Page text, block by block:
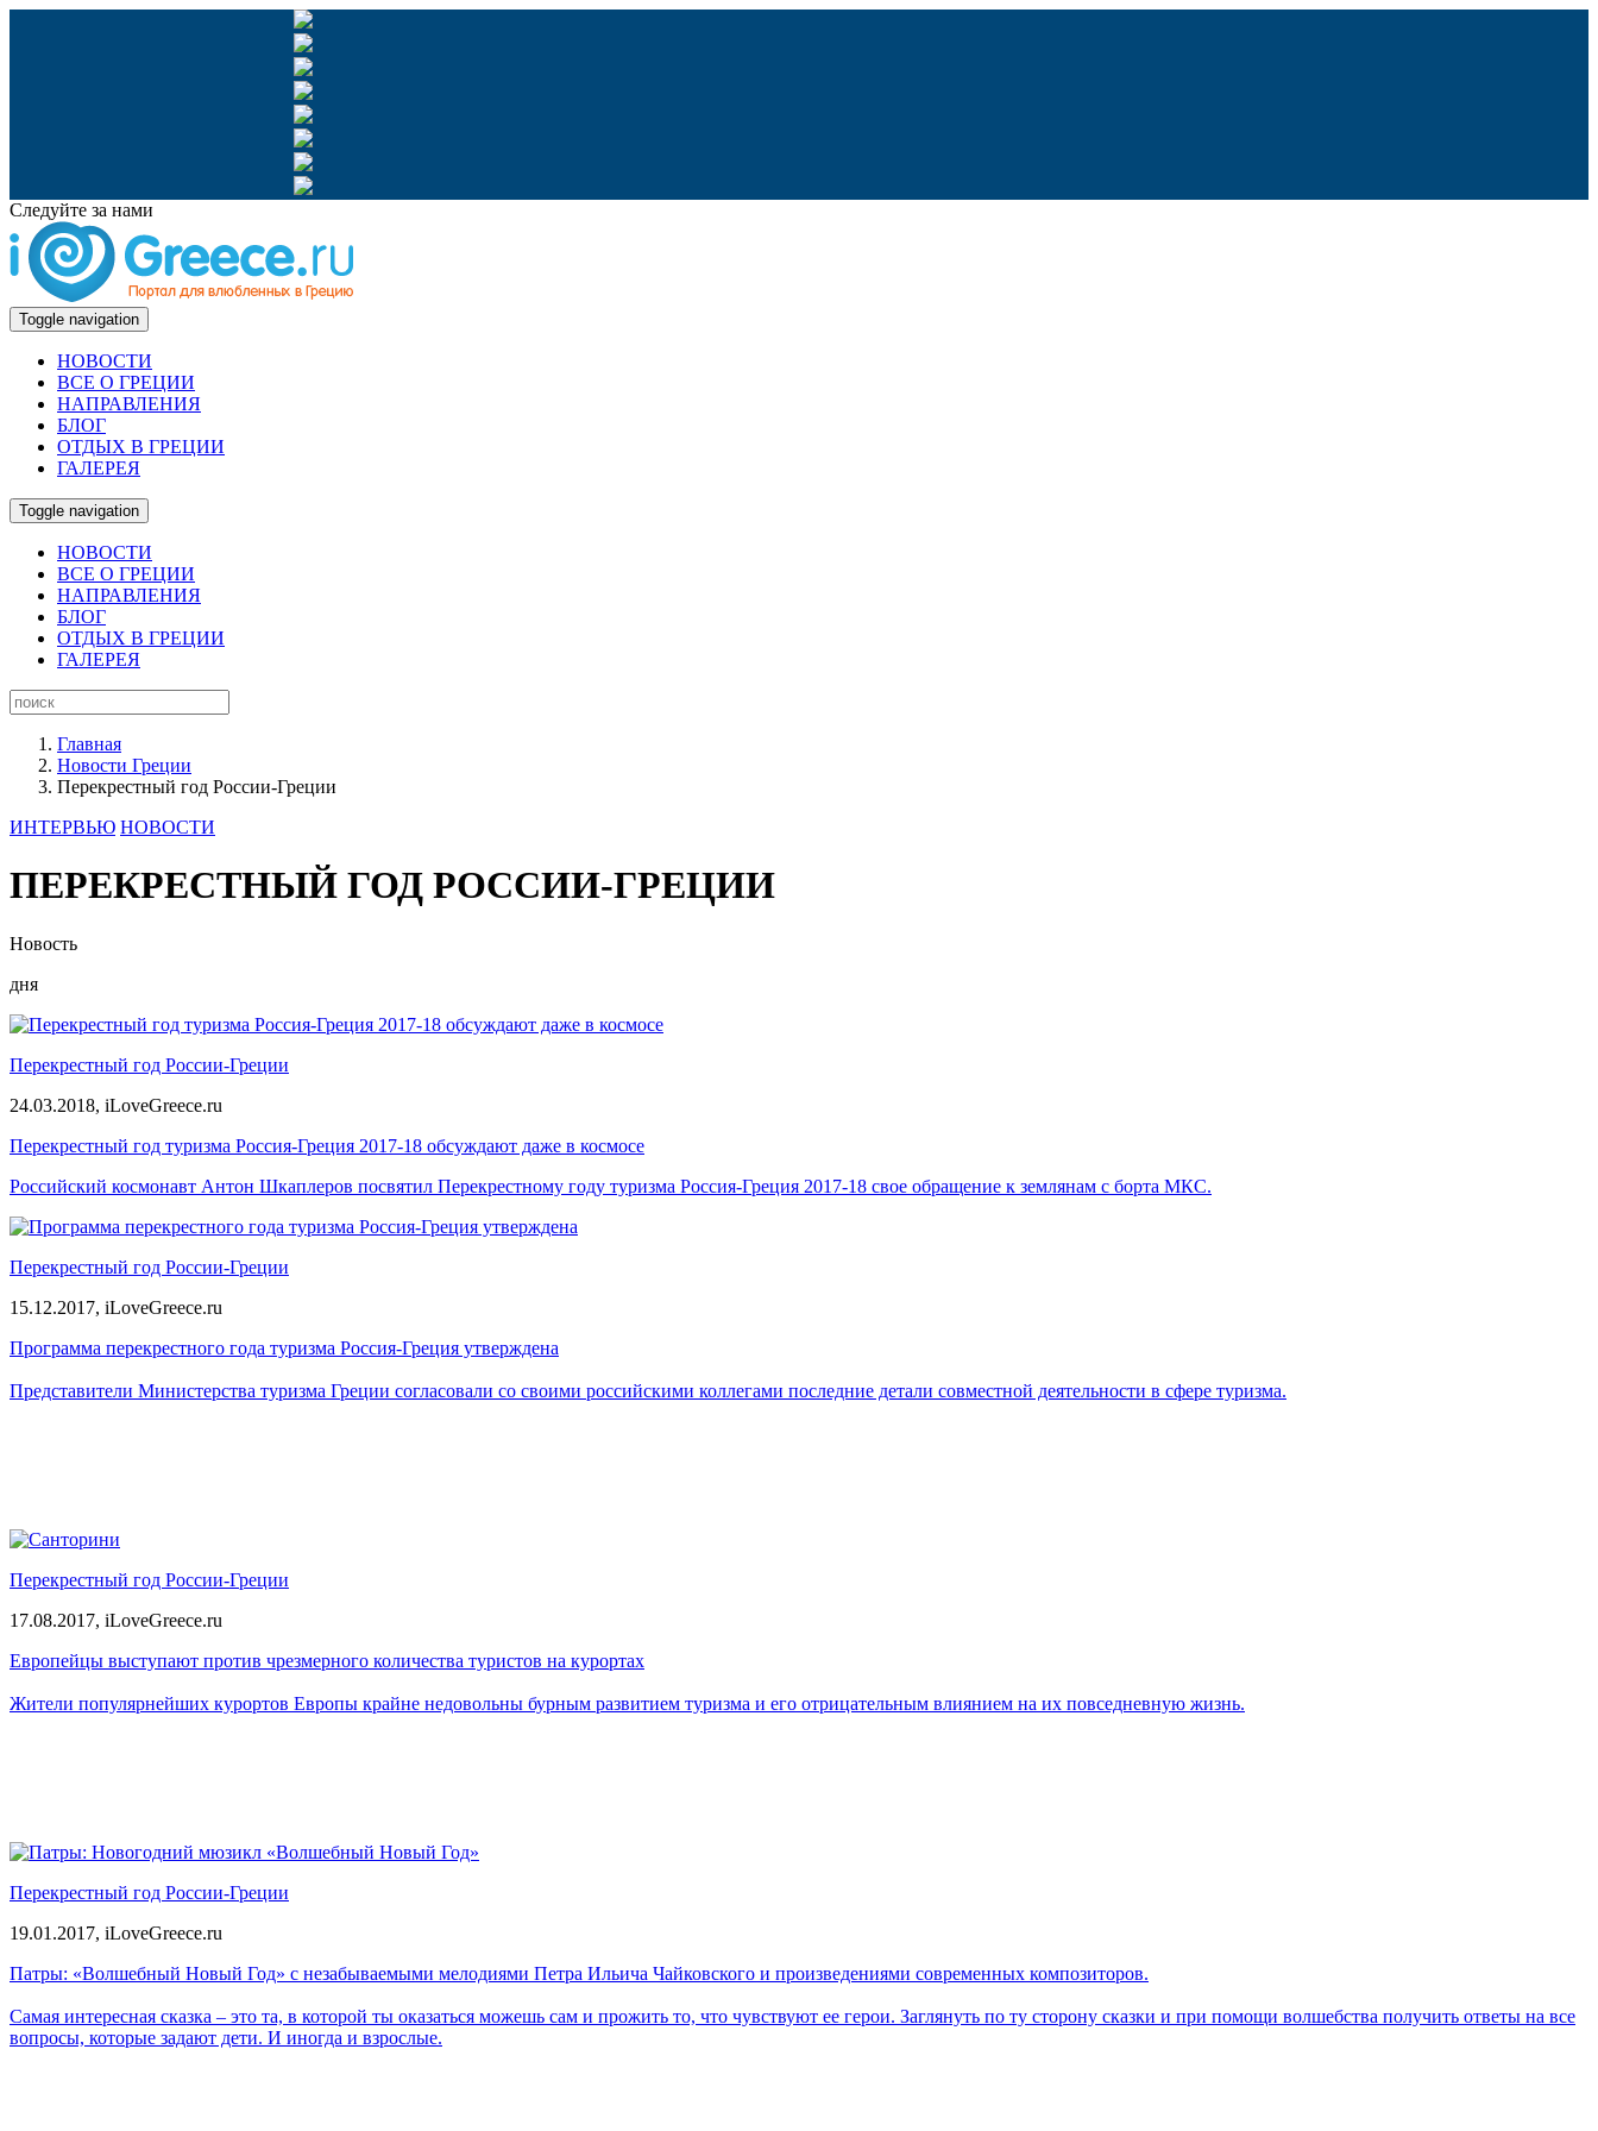
Следуйте за нами
Toggle navigation
НОВОСТИ
ВСЕ О ГРЕЦИИ
НАПРАВЛЕНИЯ
БЛОГ
ОТДЫХ В ГРЕЦИИ
ГАЛЕРЕЯ
Toggle navigation
НОВОСТИ
ВСЕ О ГРЕЦИИ
НАПРАВЛЕНИЯ
БЛОГ
ОТДЫХ В ГРЕЦИИ
ГАЛЕРЕЯ
Главная
Новости Греции
Перекрестный год России-Греции
ИНТЕРВЬЮ НОВОСТИ
ПЕРЕКРЕСТНЫЙ ГОД РОССИИ-ГРЕЦИИ
Новость
дня
Перекрестный год России-Греции
24.03.2018, iLoveGreece.ru
Перекрестный год туризма Россия-Греция 2017-18 обсуждают даже в космосе
Российский космонавт Антон Шкаплеров посвятил Перекрестному году туризма Россия-Греция 2017-18 свое обращение к землянам с борта МКС.
Перекрестный год России-Греции
15.12.2017, iLoveGreece.ru
Программа перекрестного года туризма Россия-Греция утверждена
Представители Министерства туризма Греции согласовали со своими российскими коллегами последние детали совместной деятельности в сфере туризма.
Перекрестный год России-Греции
17.08.2017, iLoveGreece.ru
Европейцы выступают против чрезмерного количества туристов на курортах
Жители популярнейших курортов Европы крайне недовольны бурным развитием туризма и его отрицательным влиянием на их повседневную жизнь.
Перекрестный год России-Греции
19.01.2017, iLoveGreece.ru
Патры: «Волшебный Новый Год» с незабываемыми мелодиями Петра Ильича Чайковского и произведениями современных композиторов.
Самая интересная сказка – это та, в которой ты оказаться можешь сам и прожить то, что чувствуют ее герои. Заглянуть по ту сторону сказки и при помощи волшебства получить ответы на все
вопросы, которые задают дети. И иногда и взрослые.